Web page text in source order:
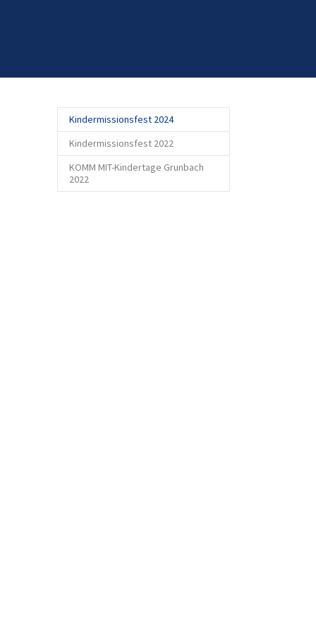
Kindermissionsfest 2024(current)
Kindermissionsfest 2022
KOMM MIT-Kindertage Grunbach
2022